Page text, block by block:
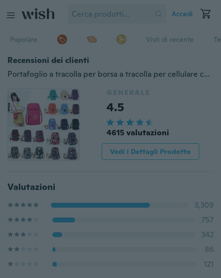
Accedi
Popolare Visti di recente
Recensioni dei clienti
Portafoglio a tracolla per borsa a tracolla per cellulare con tracolla per cellulare
GENERALE
4.5
4615 valutazioni
Vedi i Dettagli Prodotto
Valutazioni
3,309
757
342
86
121